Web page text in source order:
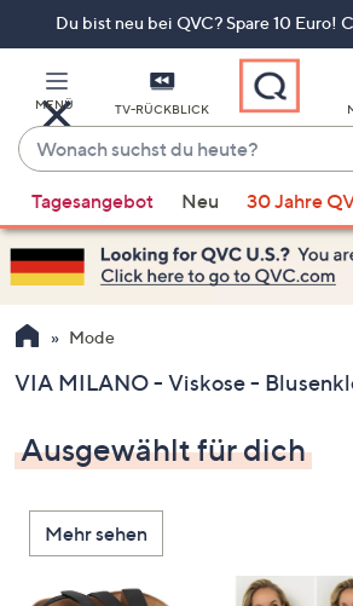
Du bist neu bei QVC? Spare 10 Euro!
MENÜ TV-RÜCKBLICK
Wonach
suchst
du
heute?
Vorschläge
verfügbar
sind,
verwenden
Sie
Pfeiltasten
oben
und
nach
unten
oder
wischen
Tagesangebot Neu 30 Jahre
Mode
VIA MILANO - Viskose -
Ausgewählt für dich
Mehr sehen